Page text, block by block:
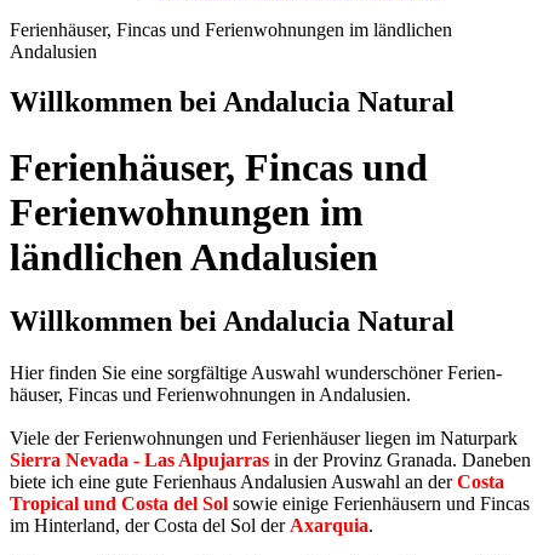
Ferienhäuser, Fincas und Ferienwohnungen im ländlichen
Andalusien
Willkommen bei Andalucia Natural
Ferienhäuser, Fincas und
Ferienwohnungen im
ländlichen Andalusien
Willkommen bei Andalucia Natural
Hier finden Sie eine sorgfältige Auswahl wunder­schöner Ferien­
häuser, Fincas und Ferien­wohnungen in Andalusien.
Viele der Ferien­wohnungen und Ferien­häuser liegen im Naturpark
Sierra Nevada - Las Alpujarras in der Provinz Granada. Daneben
biete ich eine gute Ferienhaus Andalusien Auswahl an derCosta
Tropical und Costa del Sol sowie einige Ferienhäusern und Fincas
im Hinterland, der Costa del Sol der Axarquia.